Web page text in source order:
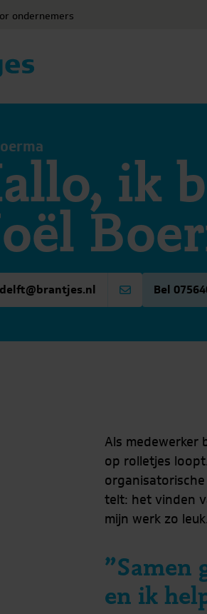
ondernemers
ik
Bel
Als medewerker
op rolletjes
telt: het vinden
mijn werk zo leuk.
”Samen
en ik